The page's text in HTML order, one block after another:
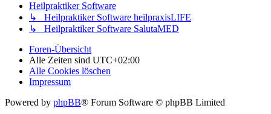
Heilpraktiker Software
↳ Heilpraktiker Software heilpraxisLIFE
↳ Heilpraktiker Software SalutaMED
Foren-Übersicht
Alle Zeiten sind UTC+02:00
Alle Cookies löschen
Impressum
Powered by phpBB® Forum Software © phpBB Limited